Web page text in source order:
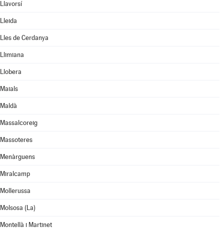
Llavorsí
Lleida
Lles de Cerdanya
Llimiana
Llobera
Maials
Maldà
Massalcoreig
Massoteres
Menàrguens
Miralcamp
Mollerussa
Molsosa (La)
Montellà i Martinet